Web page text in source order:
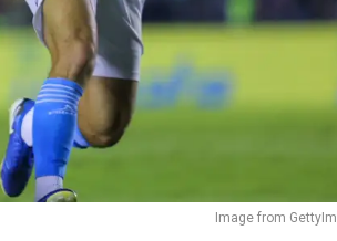
Image from